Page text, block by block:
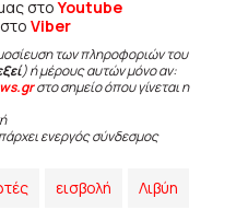
στοYoutube
Viber
των πληροφοριών του
) ή μέρους αυτών μόνο αν:
στο σημείο όπου γίνεται η
ενεργός σύνδεσμος
εισβολή Λιβύη